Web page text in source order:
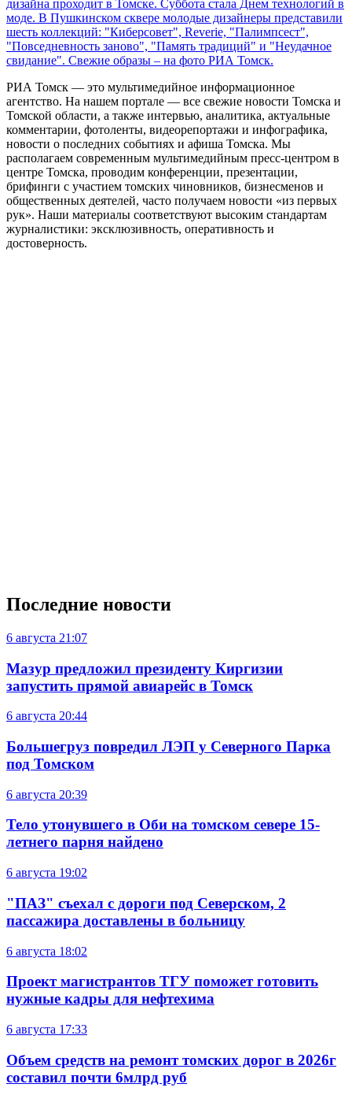
дизайна проходит в Томске. Суббота стала Днем технологий в
моде. В Пушкинском сквере молодые дизайнеры представили
шесть коллекций: "Киберсовет", Reverie, "Палимпсест",
"Повседневность заново", "Память традиций" и "Неудачное
свидание". Свежие образы – на фото РИА Томск.
РИА Томск — это мультимедийное информационное
агентство. На нашем портале — все свежие новости Томска и
Томской области, а также интервью, аналитика, актуальные
комментарии, фотоленты, видеорепортажи и инфографика,
новости о последних событиях и афиша Томска. Мы
располагаем современным мультимедийным пресс-центром в
центре Томска, проводим конференции, презентации,
брифинги с участием томских чиновников, бизнесменов и
общественных деятелей, часто получаем новости «из первых
рук». Наши материалы соответствуют высоким стандартам
журналистики: эксклюзивность, оперативность и
достоверность.
Последние новости
6 августа 21:07
Мазур предложил президенту Киргизии
запустить прямой авиарейс в Томск
6 августа 20:44
Большегруз повредил ЛЭП у Северного Парка
под Томском
6 августа 20:39
Тело утонувшего в Оби на томском севере 15-
летнего парня найдено
6 августа 19:02
"ПАЗ" съехал с дороги под Северском, 2
пассажира доставлены в больницу
6 августа 18:02
Проект магистрантов ТГУ поможет готовить
нужные кадры для нефтехима
6 августа 17:33
Объем средств на ремонт томских дорог в 2026г
составил почти 6млрд руб